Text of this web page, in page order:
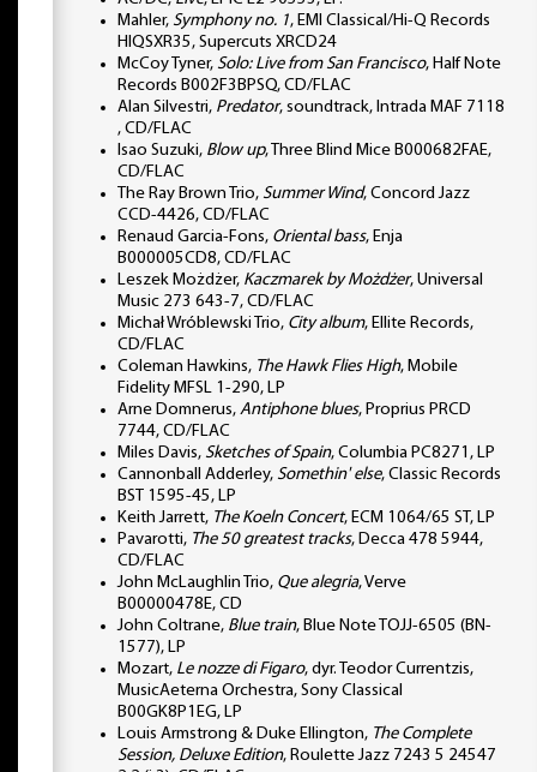
Mahler, Symphony no. 1, EMI Classical/Hi-Q Records
HIQSXR35, Supercuts XRCD24
McCoy Tyner, Solo: Live from San Francisco, Half Note
Records B002F3BPSQ, CD/FLAC
Alan Silvestri, Predator, soundtrack, Intrada MAF 7118
, CD/FLAC
Isao Suzuki, Blow up, Three Blind Mice B000682FAE,
CD/FLAC
The Ray Brown Trio, Summer Wind, Concord Jazz
CCD-4426, CD/FLAC
Renaud Garcia-Fons, Oriental bass, Enja
B000005CD8, CD/FLAC
Leszek Możdżer, Kaczmarek by Możdżer, Universal
Music 273 643-7, CD/FLAC
Michał Wróblewski Trio, City album, Ellite Records,
CD/FLAC
Coleman Hawkins, The Hawk Flies High, Mobile
Fidelity MFSL 1-290, LP
Arne Domnerus, Antiphone blues, Proprius PRCD
7744, CD/FLAC
Miles Davis, Sketches of Spain, Columbia PC8271, LP
Cannonball Adderley, Somethin' else, Classic Records
BST 1595-45, LP
Keith Jarrett, The Koeln Concert, ECM 1064/65 ST, LP
Pavarotti, The 50 greatest tracks, Decca 478 5944,
CD/FLAC
John McLaughlin Trio, Que alegria, Verve
B00000478E, CD
John Coltrane, Blue train, Blue Note TOJJ-6505 (BN-
1577), LP
Mozart, Le nozze di Figaro, dyr. Teodor Currentzis,
MusicAeterna Orchestra, Sony Classical
B00GK8P1EG, LP
Louis Armstrong & Duke Ellington, The Complete
Session, Deluxe Edition, Roulette Jazz 7243 5 24547